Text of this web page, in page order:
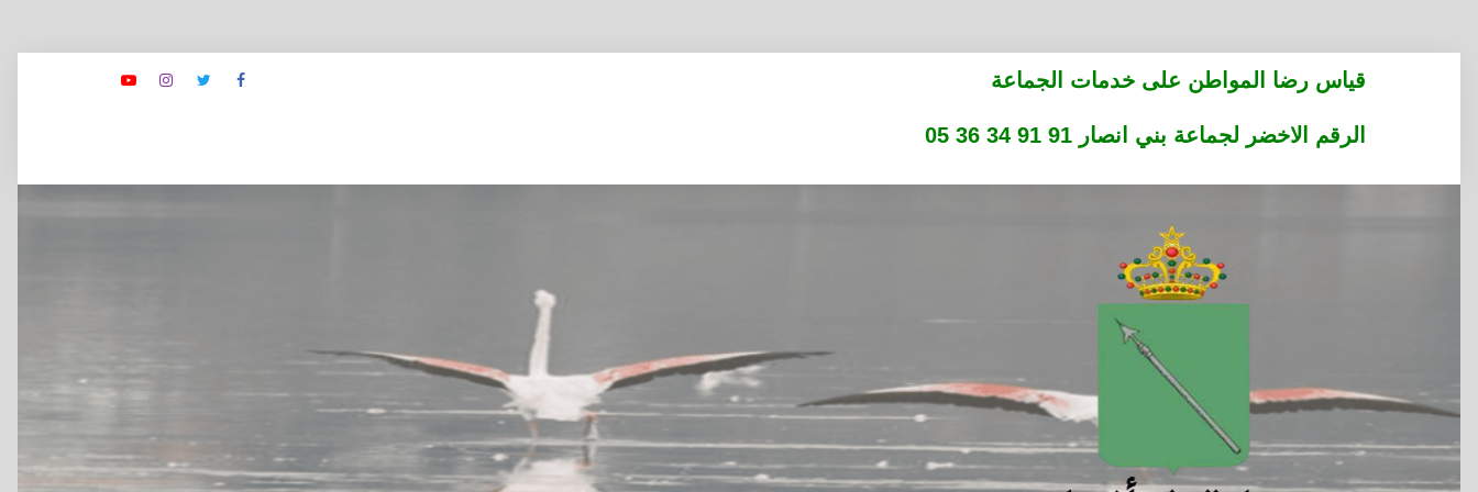
قياس رضا المواطن على خدمات الجماعة
الرقم الاخضر لجماعة بني انصار 91 91 34 36 05